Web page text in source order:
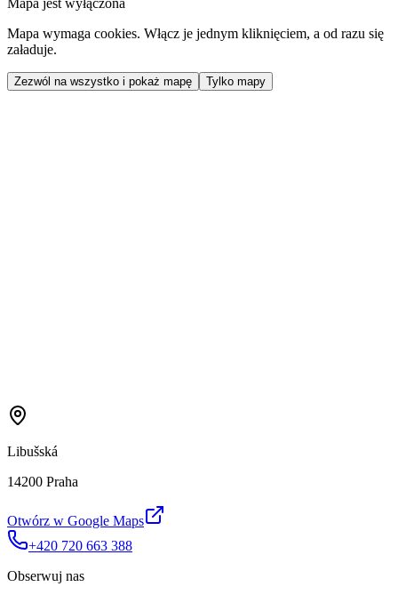
Mapa jest wyłączona
Mapa wymaga cookies. Włącz je jednym kliknięciem, a od razu się
załaduje.
Zezwól na wszystko i pokaż mapę Tylko mapy
Libušská
14200 Praha
Otwórz w Google Maps
+420 720 663 388
Obserwuj nas